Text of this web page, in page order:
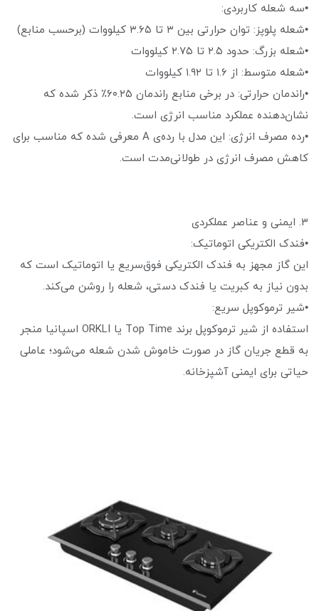
•سه شعله کاربردی:
•شعله پلوپز: توان حرارتی بین ۳ تا ۳.۶۵ کیلووات (برحسب منابع)
•شعله بزرگ: حدود ۲.۵ تا ۲.۷۵ کیلووات
•شعله متوسط: از ۱.۶ تا ۱.۹۲ کیلووات
•راندمان حرارتی: در برخی منابع راندمان ۶۰.۲۵٪ ذکر شده که
نشان‌دهنده عملکرد مناسب انرژی است.
•رده مصرف انرژی: این مدل با رده‌ی A معرفی شده که مناسب برای
کاهش مصرف انرژی در طولانی‌مدت است.
۳. ایمنی و عناصر عملکردی
•فندک الکتریکی اتوماتیک:
این گاز مجهز به فندک الکتریکی فوق‌سریع یا اتوماتیک است که
بدون نیاز به کبریت یا فندک دستی، شعله را روشن می‌کند.
•شیر ترموکوپل سریع:
استفاده از شیر ترموکوپل برند Top Time یا ORKLI اسپانیا منجر
به قطع جریان گاز در صورت خاموش شدن شعله می‌شود؛ عاملی
حیاتی برای ایمنی آشپزخانه.